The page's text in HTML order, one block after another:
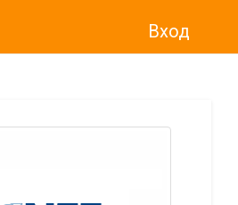
Вход
Adwiseсчитано от01.01.2026 г